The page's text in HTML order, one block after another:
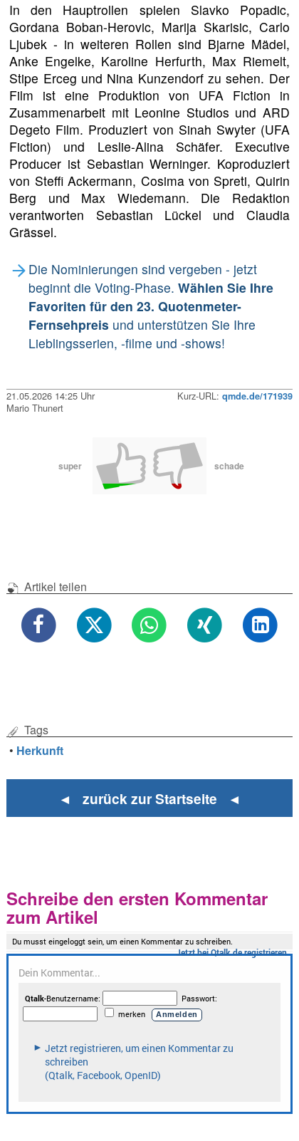
In den Hauptrollen spielen Slavko Popadic,
Gordana Boban-Herovic, Marija Skarisic, Carlo
Ljubek - in weiteren Rollen sind Bjarne Mädel,
Anke Engelke, Karoline Herfurth, Max Riemelt,
Stipe Erceg und Nina Kunzendorf zu sehen. Der
Film ist eine Produktion von UFA Fiction in
Zusammenarbeit mit Leonine Studios und ARD
Degeto Film. Produziert von Sinah Swyter (UFA
Fiction) und Leslie-Alina Schäfer. Executive
Producer ist Sebastian Werninger. Koproduziert
von Steffi Ackermann, Cosima von Spreti, Quirin
Berg und Max Wiedemann. Die Redaktion
verantworten Sebastian Lückel und Claudia
Grässel.
Die Nominierungen sind vergeben - jetzt
beginnt die Voting-Phase. Wählen Sie Ihre
Favoriten für den 23. Quotenmeter-
Fernsehpreis und unterstützen Sie Ihre
Lieblingsserien, -filme und -shows!
21.05.2026 14:25 Uhr Kurz-URL: qmde.de/171939
Mario Thunert
super schade
Artikel teilen
Tags
• Herkunft
◄ zurück zur Startseite ◄
Schreibe den ersten Kommentar
zum Artikel